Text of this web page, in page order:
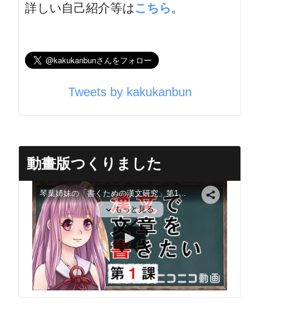
詳しい自己紹介等はこちら。
Tweets by kakukanbun
動畫版つくりました